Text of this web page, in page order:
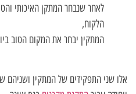
לאחר שנבחר המתקן האיכותי
הלקוח,
המתקין יבחר את המקום הטוב
אלו שני התפקידים של המתקין ושניהם